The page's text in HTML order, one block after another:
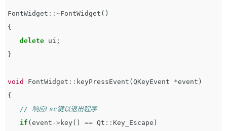
FontWidget ::~FontWidget ()
{
delete ui ;
}
void FontWidget :: keyPressEvent ( QKeyEvent *event )
{
// 响应Esc键以退出程序
if ( event -> key() == Qt :: Key_Escape )